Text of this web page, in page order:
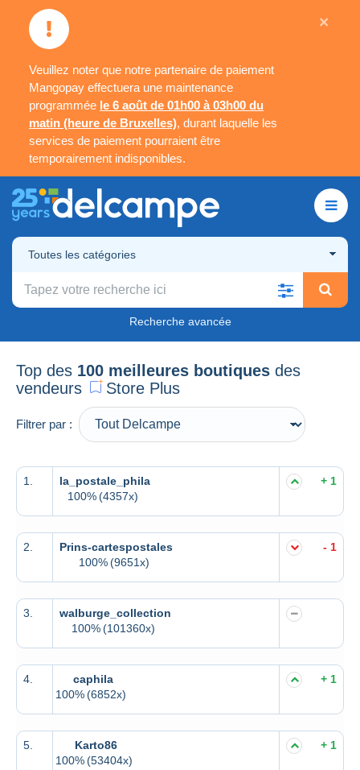
Veuillez noter que notre partenaire de paiement
Mangopay effectuera une maintenance
programmée le 6 août de 01h00 à 03h00 du
matin (heure de Bruxelles), durant laquelle les
services de paiement pourraient être
temporairement indisponibles.
×
Toutes les catégories
Recherche avancée
Top des 100 meilleures boutiques des
vendeurs
Store Plus
Filtrer par :
1.
la_postale_phila
100%(4357x)
+ 1
2.
Prins-cartespostales
100%(9651x)
- 1
3.
walburge_collection
100%(101360x)
4.
caphila
100%(6852x)
+ 1
5.
Karto86
100%(53404x)
+ 1